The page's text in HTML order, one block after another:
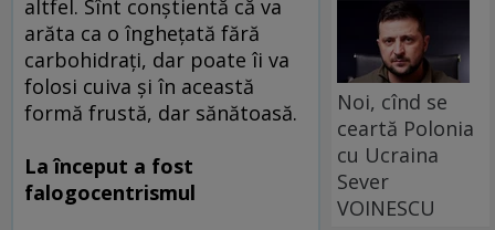
altfel. Sînt conştientă că va
arăta ca o îngheţată fără
carbohidraţi, dar poate îi va
folosi cuiva şi în această
formă frustă, dar sănătoasă.
La început a fost
falogocentrismul
Noi, cînd se
ceartă Polonia
cu Ucraina
Sever
VOINESCU